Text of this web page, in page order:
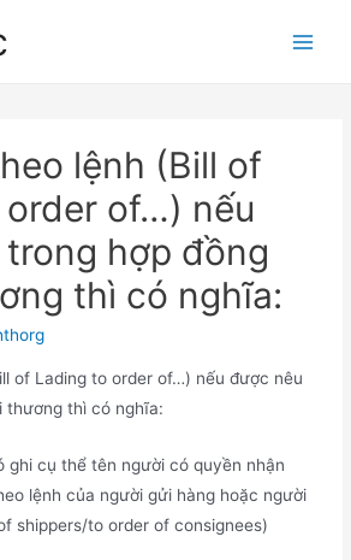
lệnh (Bill of
of…) nếu
hợp đồng
thì có nghĩa:
of Lading to order of…) nếu được nêu
thương thì có nghĩa:
ghi cụ thể tên người có quyền nhận
lệnh của người gửi hàng hoặc người
shippers/to order of consignees)